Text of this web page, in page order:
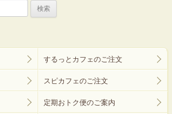
するっとカフェのご注文
スピカフェのご注文
定期おトク便のご案内